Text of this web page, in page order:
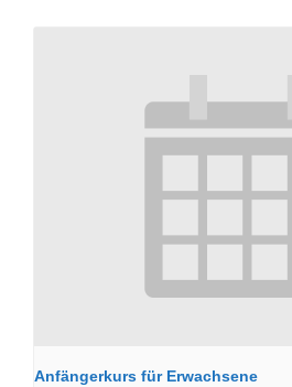
Anfängerkurs für Erwachsene